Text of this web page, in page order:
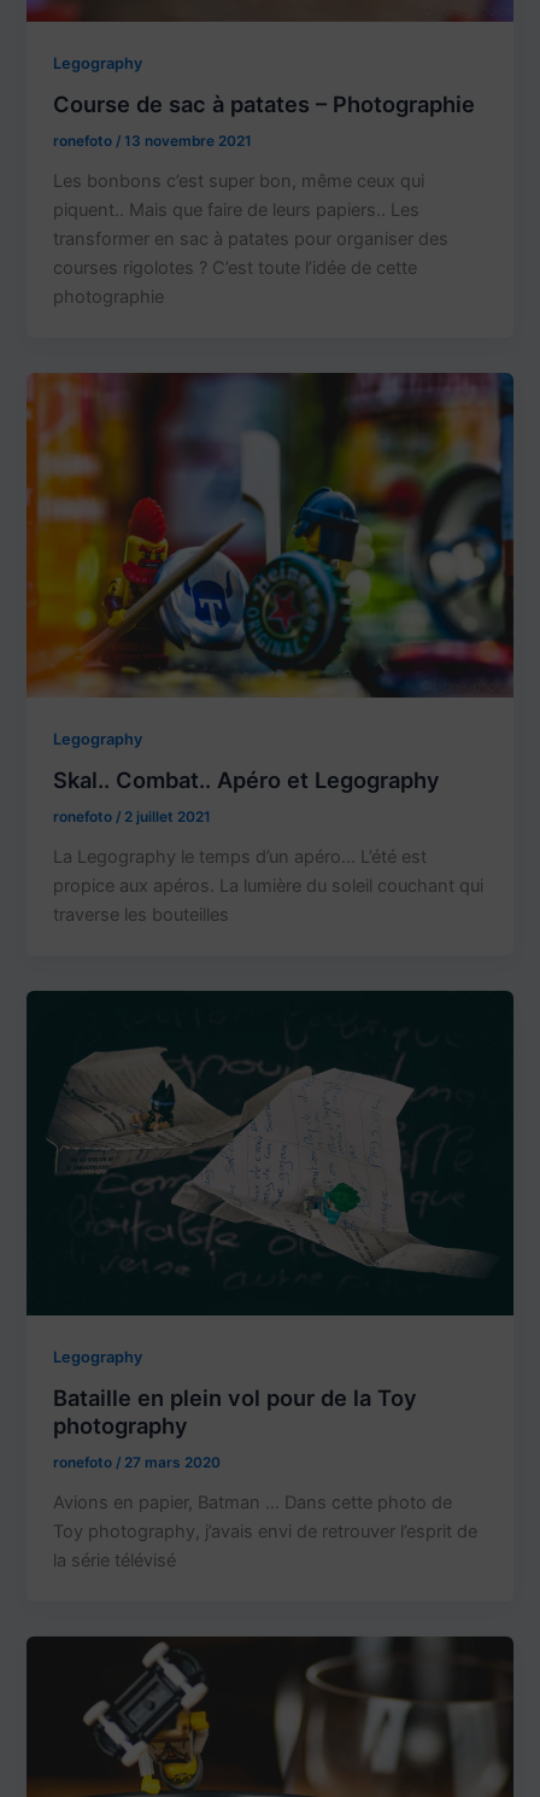
Legography
Course de sac à patates – Photographie
ronefoto/13 novembre 2021
Les bonbons c’est super bon, même ceux qui
piquent.. Mais que faire de leurs papiers.. Les
transformer en sac à patates pour organiser des
courses rigolotes ? C’est toute l’idée de cette
photographie
Legography
Skal.. Combat.. Apéro et Legography
ronefoto/ 2 juillet 2021
La Legography le temps d’un apéro… L’été est
propice aux apéros. La lumière du soleil couchant qui
traverse les bouteilles
Legography
Bataille en plein vol pour de la Toy
photography
ronefoto/ 27 mars 2020
Avions en papier, Batman … Dans cette photo de
Toy photography, j’avais envi de retrouver l’esprit de
la série télévisé